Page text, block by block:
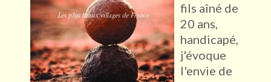
fils aîné de
20 ans,
handicapé,
j'évoque
l'envie de